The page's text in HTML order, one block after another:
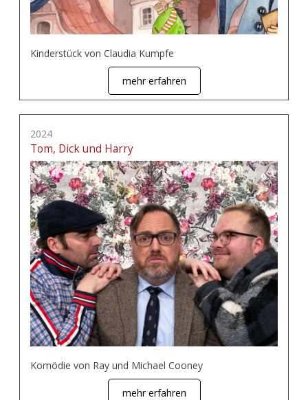
Kinderstück von Claudia Kumpfe
mehr erfahren
2024
Tom, Dick und Harry
Komödie von Ray und Michael Cooney
mehr erfahren